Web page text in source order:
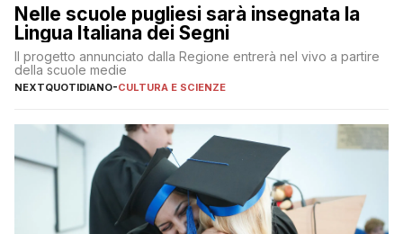
Nelle scuole pugliesi sarà insegnata la
Lingua Italiana dei Segni
Il progetto annunciato dalla Regione entrerà nel vivo a partire
della scuole medie
NEXTQUOTIDIANO-CULTURA E SCIENZE